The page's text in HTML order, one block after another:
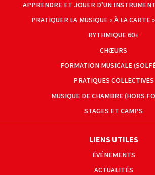
APPRENDRE ET JOUER D’UN
PRATIQUER LA MUSIQUE « À LA CARTE
RYTHMIQUE 60+
CHŒURS
FORMATION MUSICALE
PRATIQUES COLLECTIVES
MUSIQUE DE CHAMBRE (HORS
STAGES ET CAMPS
LIENS UTILES
ÉVÉNEMENTS
ACTUALITÉS